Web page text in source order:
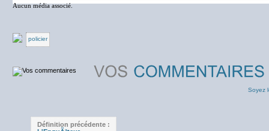
Aucun média associé.
policier
Soyez
Définition précédente :